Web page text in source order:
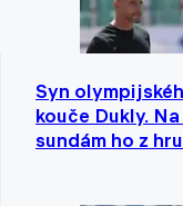
Syn
kouče Dukly.
sundám ho z